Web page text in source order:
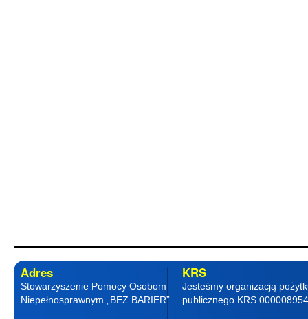
Adres
Stowarzyszenie Pomocy Osobom
Niepełnosprawnym „BEZ BARIER”
KRS
Jesteśmy organizacją
publicznego KRS